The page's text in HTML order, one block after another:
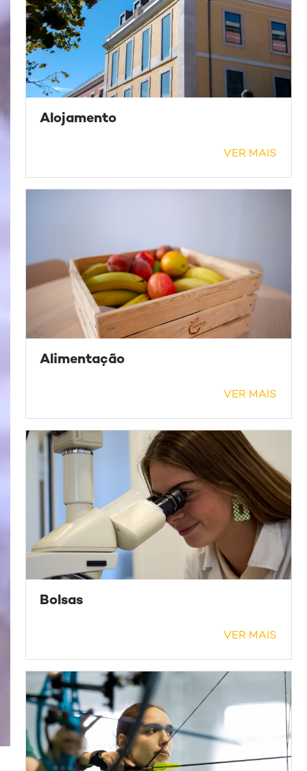
Alojamento
VER MAIS
Alimentação
VER MAIS
Bolsas
VER MAIS